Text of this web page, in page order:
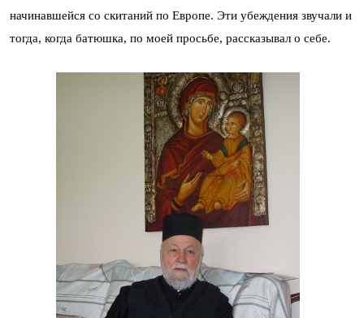
начинавшейся со скитаний по Европе. Эти убеждения звучали и
тогда, когда батюшка, по моей просьбе, рассказывал о себе.